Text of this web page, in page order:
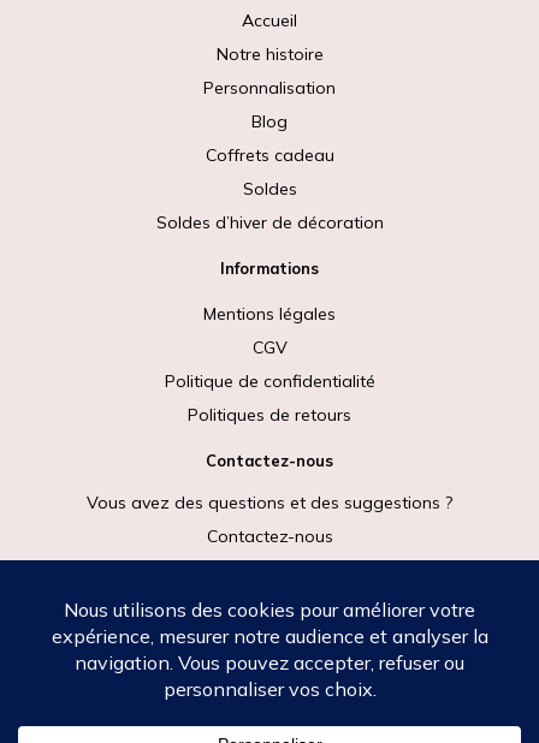
Accueil
Notre histoire
Personnalisation
Blog
Coffrets cadeau
Soldes
Soldes d’hiver de décoration
Informations
Mentions légales
CGV
Politique de confidentialité
Politiques de retours
Contactez-nous
Vous avez des questions et des suggestions ?
Contactez-nous